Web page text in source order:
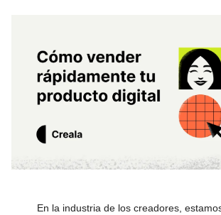
En la industria de los creadores,